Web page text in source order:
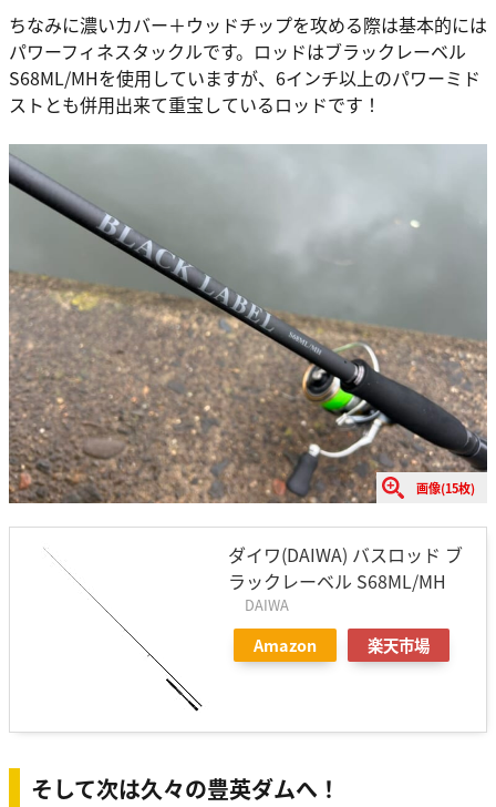
ちなみに濃いカバー＋ウッドチップを攻める際は基本的には
パワーフィネスタックルです。ロッドはブラックレーベル
S68ML/MHを使用していますが、6インチ以上のパワーミド
ストとも併用出来て重宝しているロッドです！
画像(15枚)
ダイワ(DAIWA) バスロッド ブ
ラックレーベル S68ML/MH
DAIWA
Amazon 楽天市場
そして次は久々の豊英ダムへ！